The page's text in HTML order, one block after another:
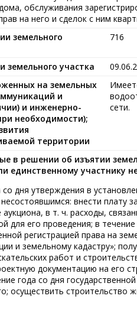
обслуживания
на него и сделок с ним
земельного
716
земельного участка
на земельных
и
и инженерно-
необходимости);
территории
сети.
в решении об изъятии
единственному участнику
дня утверждения в
внести плату
в т. ч. расходы,
для его проведения; в
регистрацией права на
и земельному кадастру»;
работ и
документацию на его
года со дня
осуществить